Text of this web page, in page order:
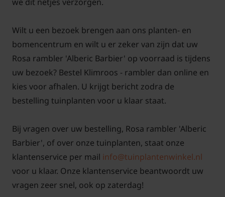
Wilt u een bezoek brengen aan ons planten- en
bomencentrum en wilt u er zeker van zijn dat uw
Rosa rambler 'Alberic Barbier' op voorraad is tijdens
uw bezoek? Bestel Klimroos - rambler dan online en
kies voor afhalen. U krijgt bericht zodra de
bestelling tuinplanten voor u klaar staat.
Bij vragen over uw bestelling, Rosa rambler 'Alberic
Barbier', of over onze tuinplanten, staat onze
klantenservice per mail info@tuinplantenwinkel.nl
voor u klaar. Onze klantenservice beantwoordt uw
vragen zeer snel, ook op zaterdag!